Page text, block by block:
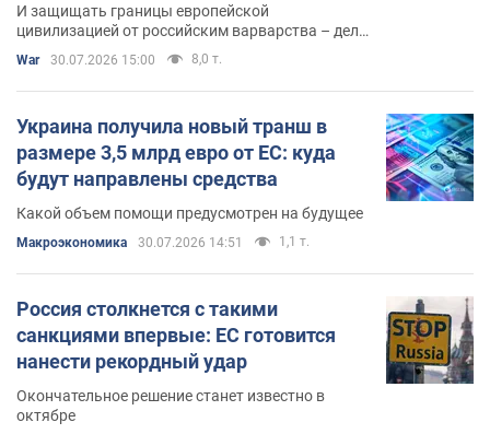
И защищать границы европейской
цивилизацией от российским варварства – дело
каждого и каждой, кто себя относит к первой, а
не ко второму
War 30.07.2026 15:00 8,0 т.
Украина получила новый транш в
размере 3,5 млрд евро от ЕС: куда
будут направлены средства
Какой объем помощи предусмотрен на будущее
Mакроэкономика 30.07.2026 14:51 1,1 т.
Россия столкнется с такими
санкциями впервые: ЕС готовится
нанести рекордный удар
Окончательное решение станет известно в
октябре